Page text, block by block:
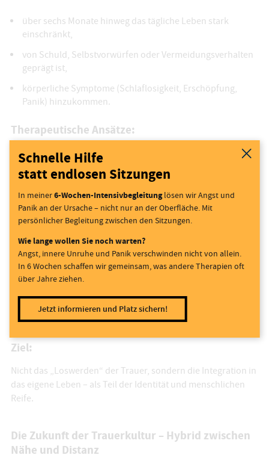
über sechs Monate hinweg das tägliche Leben stark
einschränkt,
von Schuld, Selbstvorwürfen oder Vermeidungsverhalten
geprägt ist,
körperliche Symptome (Schlaflosigkeit, Erschöpfung,
Panik) hinzukommen.
Therapeutische Ansätze:
Integrative Trauertherapie – vier zentrale Aufgaben:
Realität des Verlusts akzeptieren
Schmerz der Trauer durchleben
Sich an ein Leben ohne die verstorbene Person
anpassen
Den Verstorbenen emotional neu verorten
Narrative Therapie – Erzählung der Beziehung neu
schreiben, Sinn finden.
Achtsamkeits- und Körperarbeit – Kontakt mit Gefühlen
ohne Bewertung; hilft, körperliche Stressreaktionen zu
Ritualarbeit in Gruppen – gemeinsames Erinnern, z. B. in
„Trauercafés“ oder Online-Zirkeln.
Ziel:
Nicht das „Loswerden“ der Trauer, sondern die Integration in
das eigene Leben – als Teil der Identität und menschlichen
Reife.
Die Zukunft der Trauerkultur – Hybrid zwischen
Nähe und Distanz
Schnelle Hilfe
statt endlosen Sitzungen
In meiner6-Wochen-Intensivbegleitunglösen wir Angst und
Panik an der Ursache – nicht nur an der Oberfläche. Mit
persönlicher Begleitung zwischen den Sitzungen.
Wie lange wollen Sie noch warten?
Angst, innere Unruhe und Panik verschwinden nicht von allein.
In 6 Wochen schaffen wir gemeinsam, was andere Therapien oft
über Jahre ziehen.
Jetzt informieren und Platz sichern!